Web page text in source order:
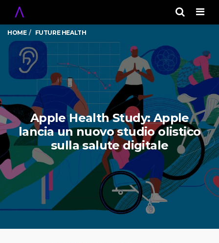
HOME FUTURE HEALTH
Apple Health Study: Apple
lancia un nuovo studio olistico
sulla salute digitale